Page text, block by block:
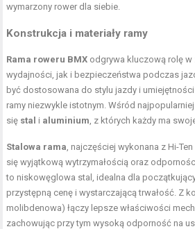
wymarzony rower dla siebie.
Konstrukcja i materiały ramy
Rama roweru BMX odgrywa kluczową rolę
wydajności, jak i bezpieczeństwa podczas
być dostosowana do stylu jazdy i
ramy niezwykle istotnym. Wśród
się stal i aluminium , z których każdy ma
Stalowa rama , najczęściej wykonana z Hi-
się wyjątkową wytrzymałością oraz
to niskowęglowa stal, idealna dla
przystępną cenę i wystarczającą trwałość. Z
molibdenowa) łączy lepsze właściwości
zachowując przy tym wysoką odporność na